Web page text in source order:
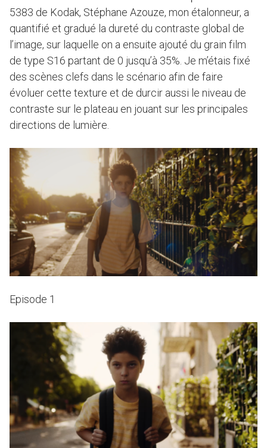
5383 de Kodak, Stéphane Azouze, mon étalonneur, a
quantifié et gradué la dureté du contraste global de
l’image, sur laquelle on a ensuite ajouté du grain film
de type S16 partant de 0 jusqu’à 35%. Je m’étais fixé
des scènes clefs dans le scénario afin de faire
évoluer cette texture et de durcir aussi le niveau de
contraste sur le plateau en jouant sur les principales
directions de lumière.
Episode 1